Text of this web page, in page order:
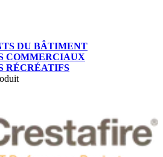
DU BÂTIMENT
COMMERCIAUX
RÉCRÉATIFS